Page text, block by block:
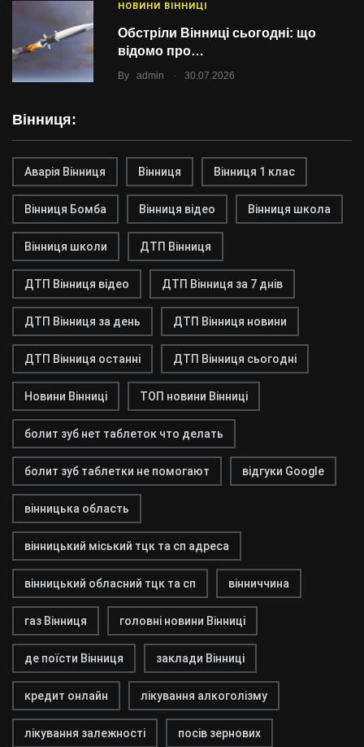
НОВИНИ ВІННИЦІ
Обстріли Вінниці сьогодні: що
відомо про…
By admin . 30.07.2026
Вінниця:
Аварія Вінниця Вінниця Вінниця 1 клас
Вінниця Бомба Вінниця відео Вінниця школа
Вінниця школи ДТП Вінниця
ДТП Вінниця відео ДТП Вінниця за 7 днів
ДТП Вінниця за день ДТП Вінниця новини
ДТП Вінниця останні ДТП Вінниця сьогодні
Новини Вінниці ТОП новини Вінниці
болит зуб нет таблеток что делать
болит зуб таблетки не помогают відгуки Google
вінницька область
вінницький міський тцк та сп адреса
вінницький обласний тцк та сп вінниччина
газ Вінниця головні новини Вінниці
де поїсти Вінниця заклади Вінниці
кредит онлайн лікування алкоголізму
лікування залежності посів зернових